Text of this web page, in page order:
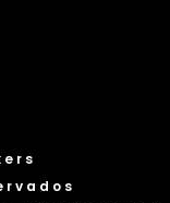
Ao
com o uso